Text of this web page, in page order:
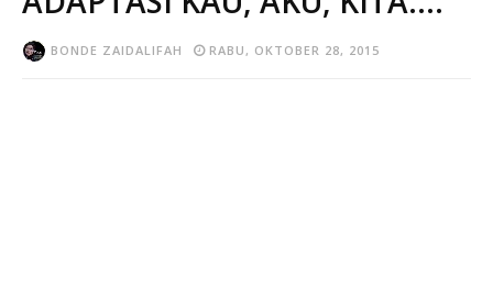
BONDE ZAIDALIFAH RABU, OKTOBER 28, 2015